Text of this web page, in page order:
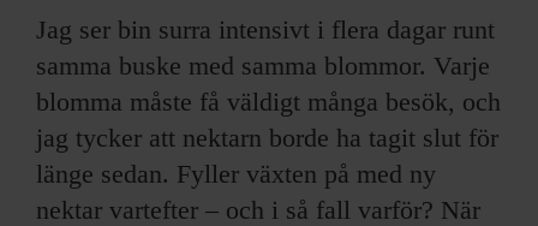
EVENEMANG & RESOR
SHOP
KONTAKTA F&F
Jag ser bin surra intensivt i flera dagar runt
samma buske med samma blommor. Varje
blomma måste få väldigt många besök, och
jag tycker att nektarn borde ha tagit slut för
länge sedan. Fyller växten på med ny
nektar vartefter – och i så fall varför? När